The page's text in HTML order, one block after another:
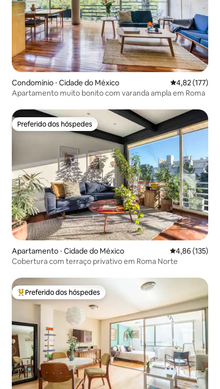
Condomínio ⋅ Cidade do México 4,82 de uma
4,82 (177)
Apartamento muito bonito com varanda ampla em Roma
Preferido dos hóspedes
Preferido dos hóspedes
Apartamento ⋅ Cidade do México 4,86 de uma
4,86 (135)
Cobertura com terraço privativo em Roma Norte
Entre os melhores preferidos dos hóspedes
Preferido dos hóspedes